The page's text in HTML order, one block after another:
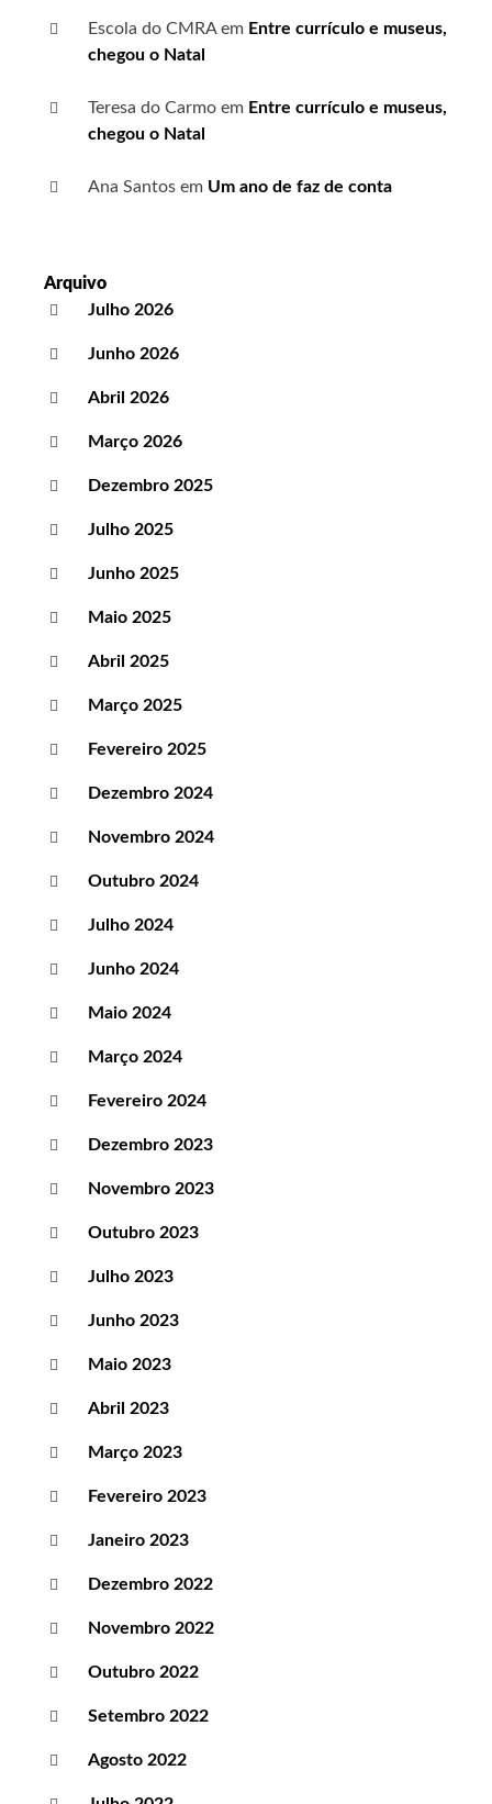
Escola do CMRAem Entre currículo e museus,
chegou o Natal
Teresa do Carmo em Entre currículo e museus,
chegou o Natal
Ana Santos em Um ano de faz de conta
Arquivo
Julho 2026
Junho 2026
Abril 2026
Março 2026
Dezembro 2025
Julho 2025
Junho 2025
Maio 2025
Abril 2025
Março 2025
Fevereiro 2025
Dezembro 2024
Novembro 2024
Outubro 2024
Julho 2024
Junho 2024
Maio 2024
Março 2024
Fevereiro 2024
Dezembro 2023
Novembro 2023
Outubro 2023
Julho 2023
Junho 2023
Maio 2023
Abril 2023
Março 2023
Fevereiro 2023
Janeiro 2023
Dezembro 2022
Novembro 2022
Outubro 2022
Setembro 2022
Agosto 2022